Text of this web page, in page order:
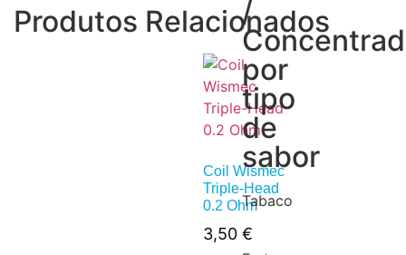
/
por
tipo
de
sabor
Tabaco
Produtos Relacionados
Coil Wismec
Triple-Head
0.2 Ohm
3,50 €